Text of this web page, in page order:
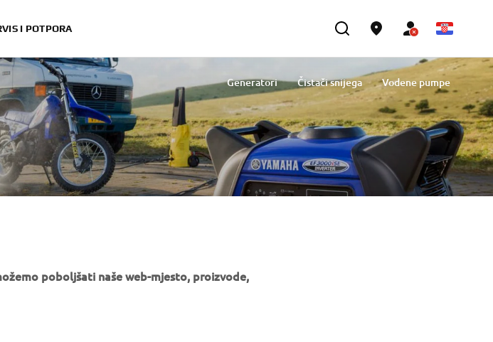
I POTPORA
Generatori Čistači snijega Vodene pumpe
SUPPORT BILTEN
poboljšati naše web-mjesto, proizvode,